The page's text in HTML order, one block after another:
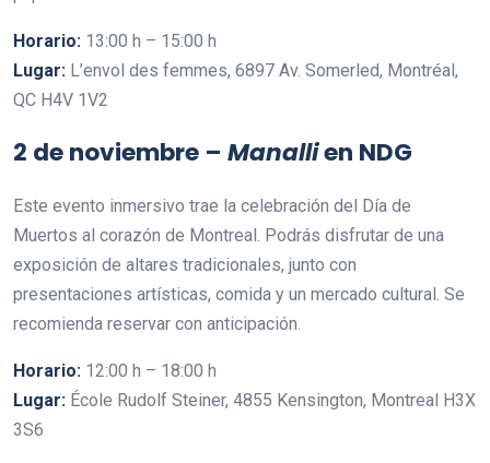
Horario: 13:00 h – 15:00 h
Lugar: L’envol des femmes, 6897 Av. Somerled, Montréal,
QC H4V 1V2
2 de noviembre – Manallien NDG
Este evento inmersivo trae la celebración del Día de
Muertos al corazón de Montreal. Podrás disfrutar de una
exposición de altares tradicionales, junto con
presentaciones artísticas, comida y un mercado cultural. Se
recomienda reservar con anticipación.
Horario: 12:00 h – 18:00 h
Lugar: École Rudolf Steiner, 4855 Kensington, Montreal H3X
3S6